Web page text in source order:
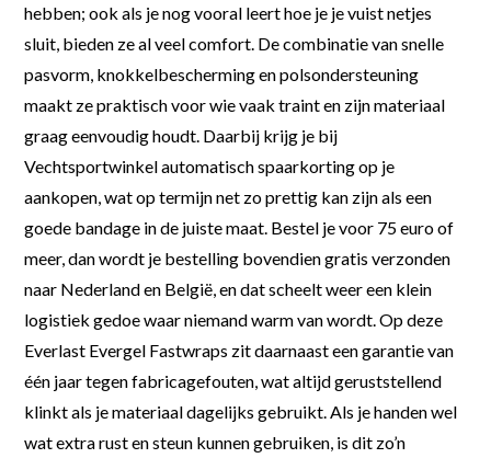
hebben; ook als je nog vooral leert hoe je je vuist netjes
sluit, bieden ze al veel comfort. De combinatie van snelle
pasvorm, knokkelbescherming en polsondersteuning
maakt ze praktisch voor wie vaak traint en zijn materiaal
graag eenvoudig houdt. Daarbij krijg je bij
Vechtsportwinkel automatisch spaarkorting op je
aankopen, wat op termijn net zo prettig kan zijn als een
goede bandage in de juiste maat. Bestel je voor 75 euro of
meer, dan wordt je bestelling bovendien gratis verzonden
naar Nederland en België, en dat scheelt weer een klein
logistiek gedoe waar niemand warm van wordt. Op deze
Everlast Evergel Fastwraps zit daarnaast een garantie van
één jaar tegen fabricagefouten, wat altijd geruststellend
klinkt als je materiaal dagelijks gebruikt. Als je handen wel
wat extra rust en steun kunnen gebruiken, is dit zo’n